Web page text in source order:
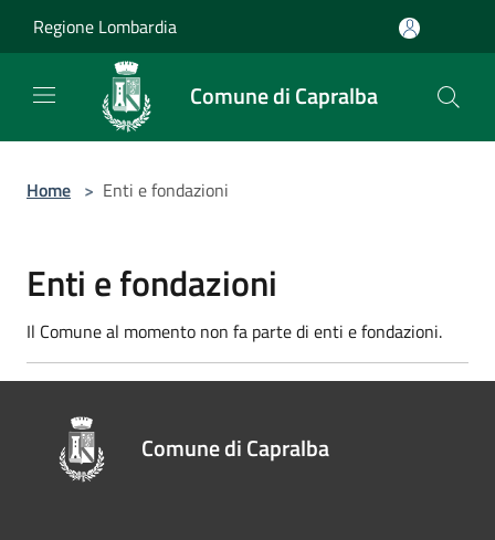
Regione Lombardia
Comune di Capralba
Home > Enti e fondazioni
Enti e fondazioni
Il Comune al momento non fa parte di enti e fondazioni.
Comune di Capralba